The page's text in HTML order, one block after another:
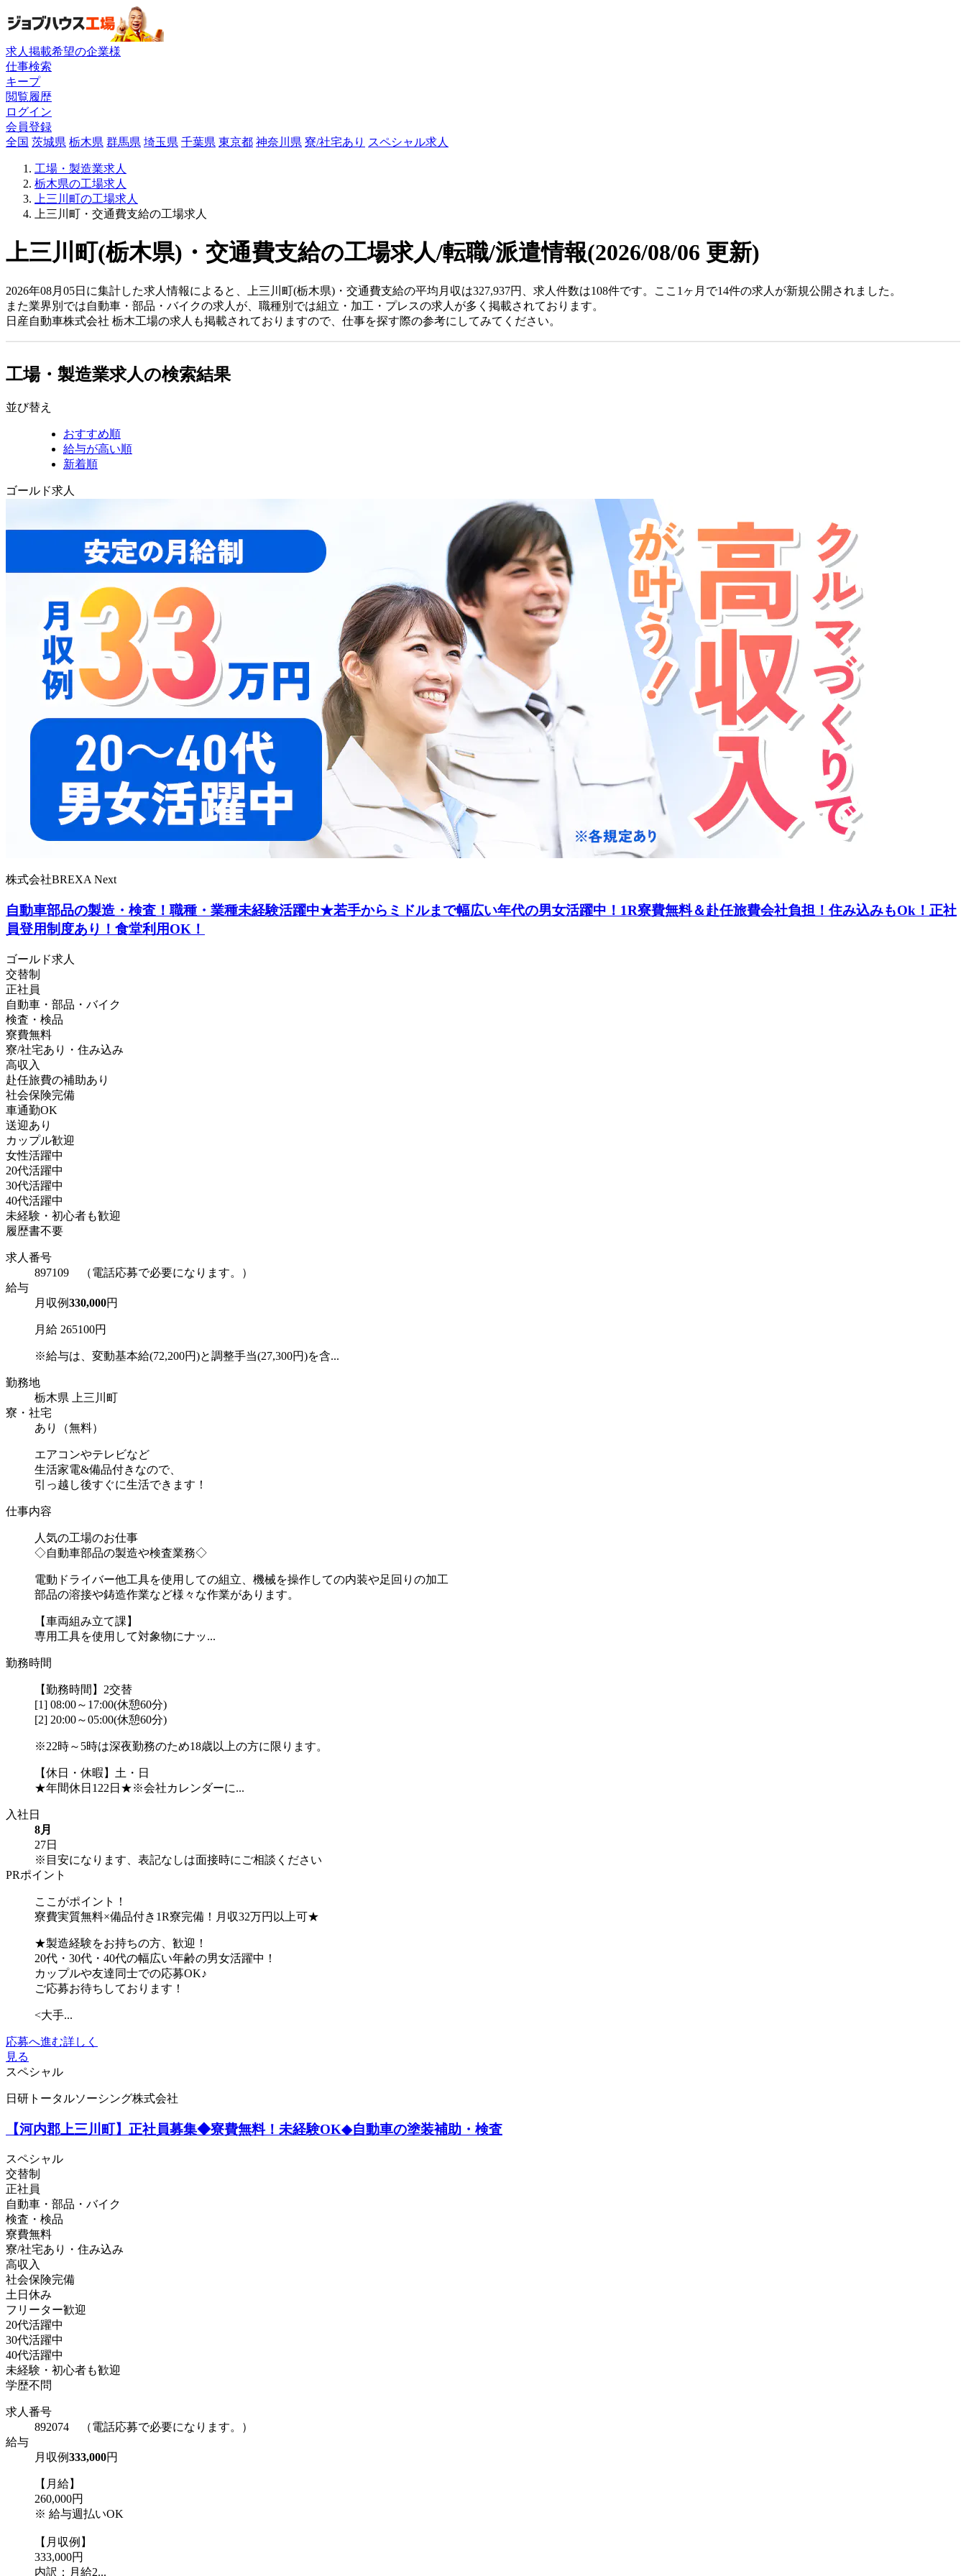
求人掲載希望の企業様
仕事検索
キープ
閲覧履歴
ログイン
会員登録
全国 茨城県 栃木県 群馬県 埼玉県 千葉県 東京都 神奈川県 寮/社宅あり スペシャル求人
工場・製造業求人
栃木県の工場求人
上三川町の工場求人
上三川町・交通費支給の工場求人
上三川町(栃木県)・交通費支給の工場求人/転職/派遣情報(2026/08/06 更新)
2026年08月05日に集計した求人情報によると、上三川町(栃木県)・交通費支給の平均月収は327,937円、求人件数は108件です。ここ1ヶ月で14件の求人が新規公開されました。
また業界別では自動車・部品・バイクの求人が、職種別では組立・加工・プレスの求人が多く掲載されております。
日産自動車株式会社 栃木工場の求人も掲載されておりますので、仕事を探す際の参考にしてみてください。
工場・製造業求人の検索結果
並び替え
おすすめ順
給与が高い順
新着順
ゴールド求人
株式会社BREXA Next
自動車部品の製造・検査！職種・業種未経験活躍中★若手からミドルまで幅広い年代の男女活躍中！1R寮費無料＆赴任旅費会社負担！住み込みもOk！正社
員登用制度あり！食堂利用OK！
ゴールド求人
交替制
正社員
自動車・部品・バイク
検査・検品
寮費無料
寮/社宅あり・住み込み
高収入
赴任旅費の補助あり
社会保険完備
車通勤OK
送迎あり
カップル歓迎
女性活躍中
20代活躍中
30代活躍中
40代活躍中
未経験・初心者も歓迎
履歴書不要
求人番号
897109 （電話応募で必要になります。）
給与
月収例330,000円
月給 265100円
※給与は、変動基本給(72,200円)と調整手当(27,300円)を含...
勤務地
栃木県 上三川町
寮・社宅
あり（無料）
エアコンやテレビなど
生活家電&備品付きなので、
引っ越し後すぐに生活できます！
仕事内容
人気の工場のお仕事
◇自動車部品の製造や検査業務◇
電動ドライバー他工具を使用しての組立、機械を操作しての内装や足回りの加工
部品の溶接や鋳造作業など様々な作業があります。
【車両組み立て課】
専用工具を使用して対象物にナッ...
勤務時間
【勤務時間】2交替
[1] 08:00～17:00(休憩60分)
[2] 20:00～05:00(休憩60分)
※22時～5時は深夜勤務のため18歳以上の方に限ります。
【休日・休暇】土・日
★年間休日122日★※会社カレンダーに...
入社日
8月
27日
※目安になります、表記なしは面接時にご相談ください
PRポイント
ここがポイント！
寮費実質無料×備品付き1R寮完備！月収32万円以上可★
★製造経験をお持ちの方、歓迎！
20代・30代・40代の幅広い年齢の男女活躍中！
カップルや友達同士での応募OK♪
ご応募お待ちしております！
<大手...
応募へ進む詳しく
見る
スペシャル
日研トータルソーシング株式会社
【河内郡上三川町】正社員募集◆寮費無料！未経験OK◆自動車の塗装補助・検査
スペシャル
交替制
正社員
自動車・部品・バイク
検査・検品
寮費無料
寮/社宅あり・住み込み
高収入
社会保険完備
土日休み
フリーター歓迎
20代活躍中
30代活躍中
40代活躍中
未経験・初心者も歓迎
学歴不問
求人番号
892074 （電話応募で必要になります。）
給与
月収例333,000円
【月給】
260,000円
※ 給与週払いOK
【月収例】
333,000円
内訳：月給2...